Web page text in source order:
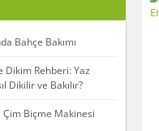
Bahçe Bakımı
Dikim Rehberi: Yaz
Dikilir ve Bakılır?
Çim Biçme Makinesi